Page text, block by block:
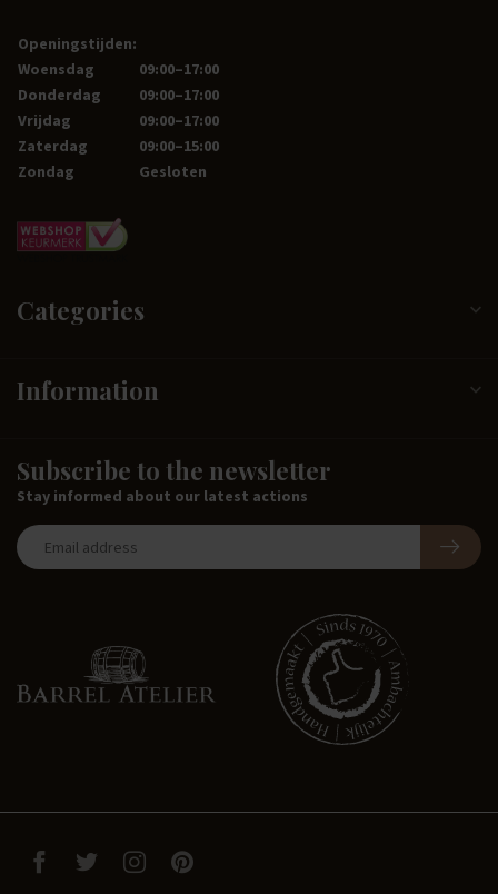
Openingstijden:
Woensdag
09:00–17:00
Donderdag
09:00–17:00
Vrijdag
09:00–17:00
Zaterdag
09:00–15:00
Zondag
Gesloten
Categories
Information
Subscribe to the newsletter
Stay informed about our latest actions